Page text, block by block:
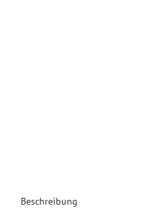
Beschreibung